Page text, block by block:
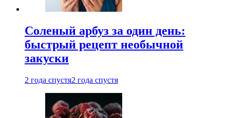
Соленый арбуз за один день:
быстрый рецепт необычной
закуски
2 года спустя2 года спустя